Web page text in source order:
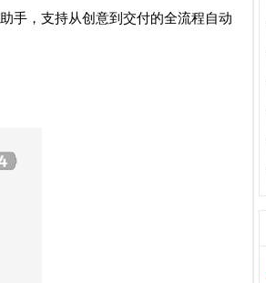
手，支持从创意到交付的全流程自动